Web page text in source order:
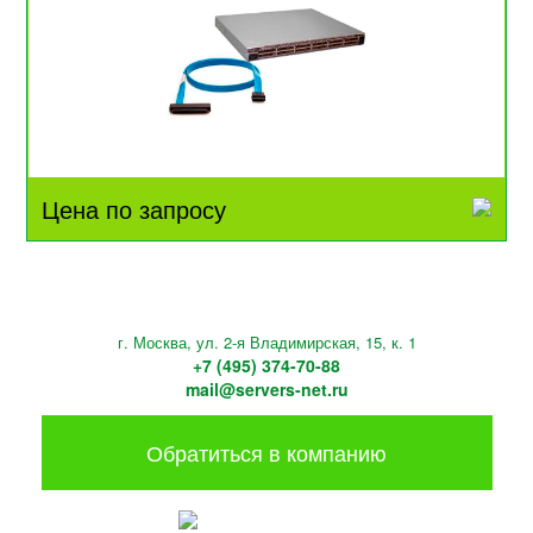
Цена по запросу
г. Москва, ул. 2-я Владимирская, 15, к. 1
+7 (495) 374-70-88
mail@servers-net.ru
Обратиться в компанию